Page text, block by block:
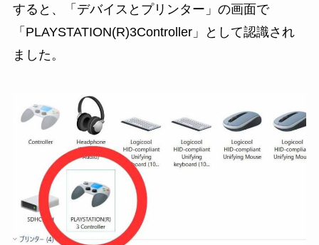
すると、「デバイスとプリンター」の画面で
「PLAYSTATION(R)3Controller」として認識され
ました。